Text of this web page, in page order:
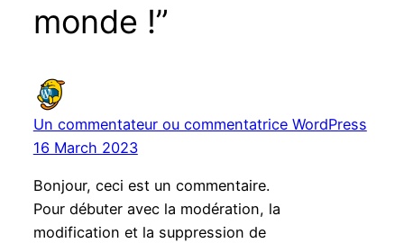
monde !”
Un commentateur ou commentatrice WordPress
16 March 2023
Bonjour, ceci est un commentaire.
Pour débuter avec la modération, la
modification et la suppression de